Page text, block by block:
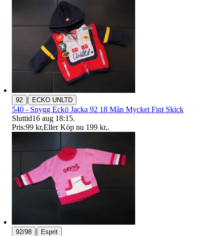
92 | ECKO UNLTD
540 - Snygg Eckö Jacka 92 18 Mån Mycket Fint Skick
Sluttid16 aug 18:15.
Pris:99 kr,Eller Köp nu 199 kr,.
92/98 | Esprit